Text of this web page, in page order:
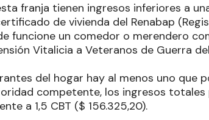
franja tienen ingresos inferiores a
de vivienda del Renabap
funcione un comedor o merendero
Vitalicia a Veteranos de Guerra
del hogar hay al menos uno que
competente, los ingresos totales
a 1,5 CBT ($ 156.325,20).